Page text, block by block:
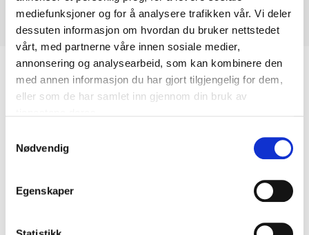
mediefunksjoner og for å analysere trafikken vår. Vi deler
dessuten informasjon om hvordan du bruker nettstedet
vårt, med partnerne våre innen sosiale medier,
annonsering og analysearbeid, som kan kombinere den
med annen informasjon du har gjort tilgjengelig for dem,
eller som de har samlet inn gjennom din bruk av
Nødvendig
Egenskaper
Biltemakortet